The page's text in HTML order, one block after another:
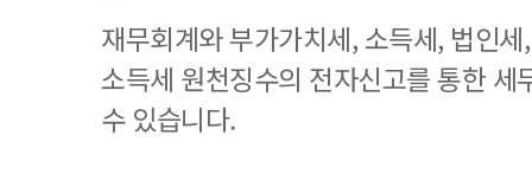
재무회계와 부가가치세, 소득세, 법인
소득세 원천징수의 전자신고를 통한 세
수 있습니다.